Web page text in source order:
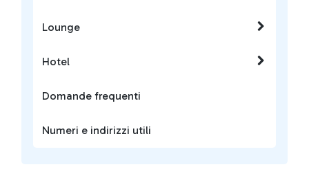
Lounge
Hotel
Domande frequenti
Numeri e indirizzi utili